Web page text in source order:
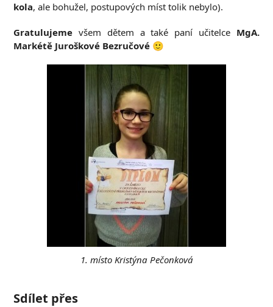
kola, ale bohužel, postupových míst tolik nebylo).
Gratulujeme všem dětem a také paní učitelce MgA.
Markétě Juroškové Bezručové 🙂
1. místo Kristýna Pečonková
Sdílet přes